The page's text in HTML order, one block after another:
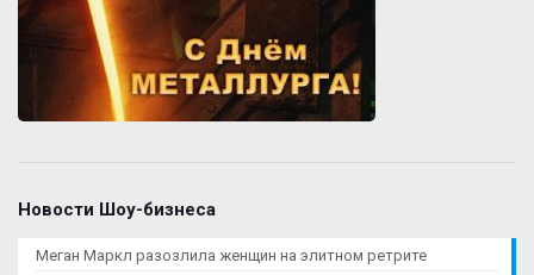
Новости Шоу-бизнеса
Меган Маркл разозлила женщин на элитном ретрите